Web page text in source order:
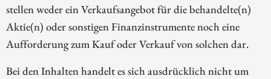
stellen weder ein Verkaufsangebot für die behandelte(n)
Aktie(n) oder sonstigen Finanzinstrumente noch eine
Aufforderung zum Kauf oder Verkauf von solchen dar.
Bei den Inhalten handelt es sich ausdrücklich nicht um